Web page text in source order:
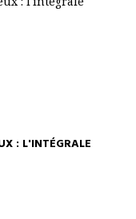
: L'INTÉGRALE